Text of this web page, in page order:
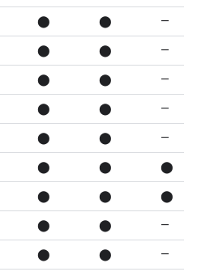
⬤ ⬤ —
⬤ ⬤ —
⬤ ⬤ —
⬤ ⬤ —
⬤ ⬤ —
⬤ ⬤ ⬤
⬤ ⬤ ⬤
⬤ ⬤ —
⬤ ⬤ —